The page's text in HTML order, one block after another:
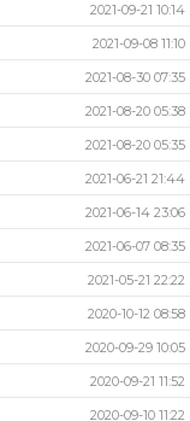
2021-09-21 10:14
2021-09-08 11:10
2021-08-30 07:35
2021-08-20 05:38
2021-08-20 05:35
2021-06-21 21:44
2021-06-14 23:06
2021-06-07 08:35
2021-05-21 22:22
2020-10-12 08:58
2020-09-29 10:05
2020-09-21 11:52
2020-09-10 11:22